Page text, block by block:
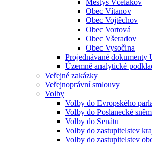
Městys Včelákov
Obec Vítanov
Obec Vojtěchov
Obec Vortová
Obec Všeradov
Obec Vysočina
Projednávané dokumenty
Územně analytické
Veřejné zakázky
Veřejnoprávní smlouvy
Volby
Volby do Evropského
Volby do Poslanecké
Volby do Senátu
Volby do zastupitelstev
Volby do zastupitelstev